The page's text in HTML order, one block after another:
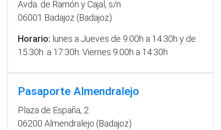
Avda. de Ramón y Cajal, s/n
06001 Badajoz (Badajoz)
Horario: lunes a Jueves de 9:00h a 14:30h y de
15:30h. a 17:30h. Viernes 9:00h a 14:30h
Pasaporte Almendralejo
Plaza de España, 2
06200 Almendralejo (Badajoz)